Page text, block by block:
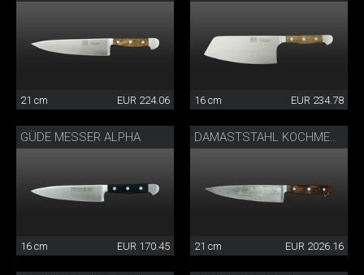
21 cm EUR 224.06 16 cm EUR 234.78
GÜDE MESSER ALPHA
16 cm EUR 170.45 21 cm EUR 2026.16